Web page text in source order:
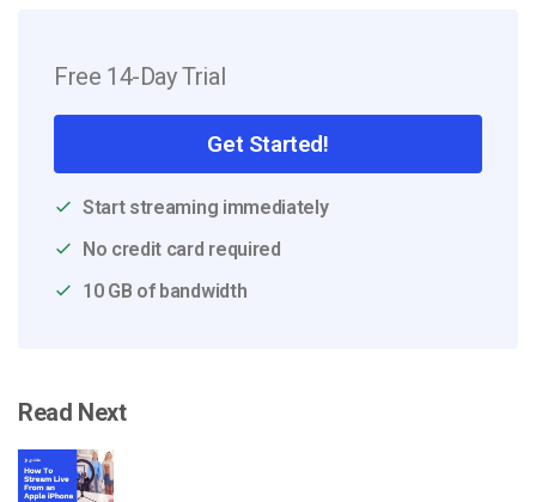
Free 14-Day Trial
Get Started!
Start streaming immediately
No credit card required
10 GB of bandwidth
Read Next